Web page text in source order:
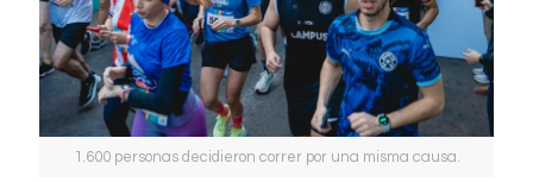
1.600 personas decidieron correr por una misma causa.